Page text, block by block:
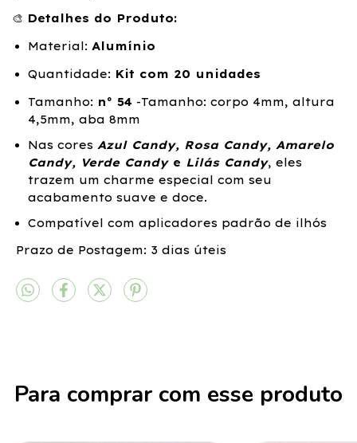
🎨 Detalhes do Produto:
Material: Alumínio
Quantidade: Kit com 20 unidades
Tamanho: nº 54 -Tamanho: corpo 4mm, altura
4,5mm, aba 8mm
Nas cores Azul Candy, Rosa Candy, Amarelo
Candy, Verde Candye Lilás Candy, eles
trazem um charme especial com seu
acabamento suave e doce.
Compatível com aplicadores padrão de ilhós
Prazo de Postagem: 3 dias úteis
Para comprar com esse produto